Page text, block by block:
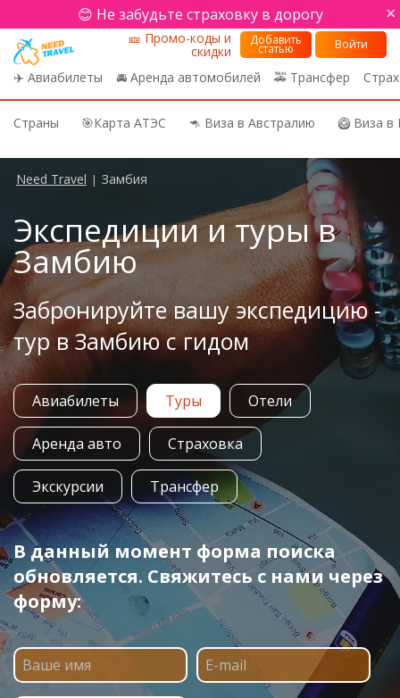
😊 Не забудьте страховку в дорогу ×
✈️ Авиабилеты 🚘 Аренда автомобилей 🚕 Трансфер
🎫 Промо-коды и
скидки
Добавить
статью Войти
Страны 🎯Карта АТЭС 🦘 Виза в Австралию 🥝 Виза
Need Travel | Замбия
Экспедиции и туры в
Замбию
Забронируйте вашу экспедицию -
тур в Замбию с гидом
Авиабилеты Туры Отели
Аренда авто Страховка
Экскурсии Трансфер
В данный момент форма поиска
обновляется. Свяжитесь с нами через
форму: